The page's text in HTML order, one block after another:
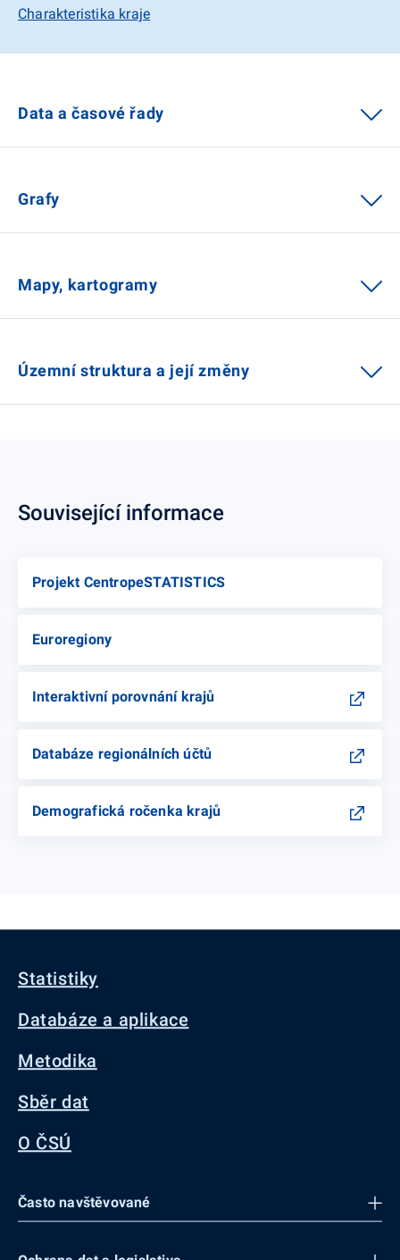
Charakteristika kraje
Data a časové řady
Grafy
Mapy, kartogramy
Územní struktura a její změny
Související informace
Projekt CentropeSTATISTICS
Euroregiony
Interaktivní porovnání krajů
Databáze regionálních účtů
Demografická ročenka krajů
Statistiky
Databáze a aplikace
Metodika
Sběr dat
O ČSÚ
Často navštěvované